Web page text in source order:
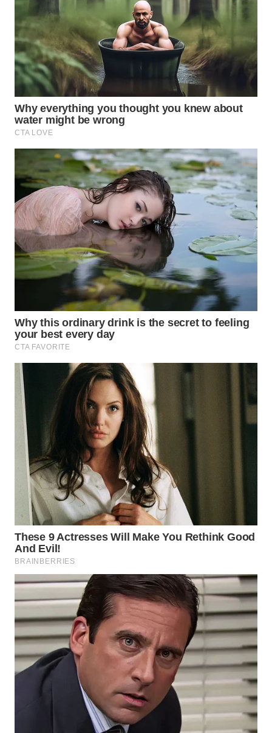
DEPOK
WN
TAPANULI
UTARA
WN
SAMOSIR
PADANG
LAWAS
WN
SUMEDANG
WN
CIANJUR
KEPULAUAN
SERIBU
WN
TANGERANG
BINJAI
WN
CIREBON
WN
INDRAMAYU
WN
KUNINGAN
WN
MAJALENGKA
WN
SUBANG
WN
SUKABUMI